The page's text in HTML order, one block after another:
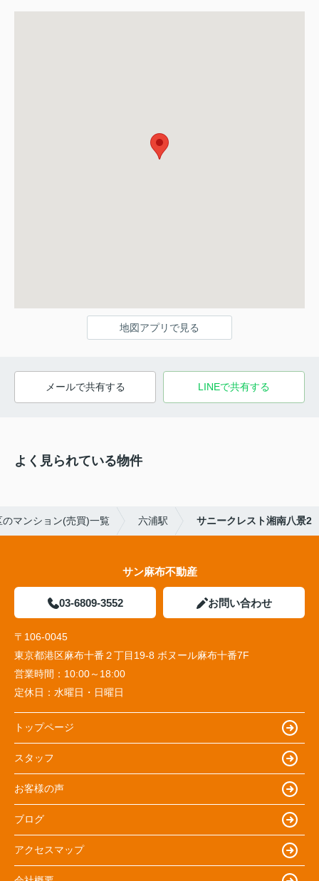
地図アプリで見る
メールで共有する LINEで共有する
よく見られている物件
マンション(売買)一覧 六浦駅 サニークレスト湘南八景2
サン麻布不動産
03-6809-3552 お問い合わせ
〒106-0045
東京都港区麻布十番２丁目19-8 ボヌール麻布十番7F
営業時間： 10:00～18:00
定休日： 水曜日・日曜日
トップページ
スタッフ
お客様の声
ブログ
アクセスマップ